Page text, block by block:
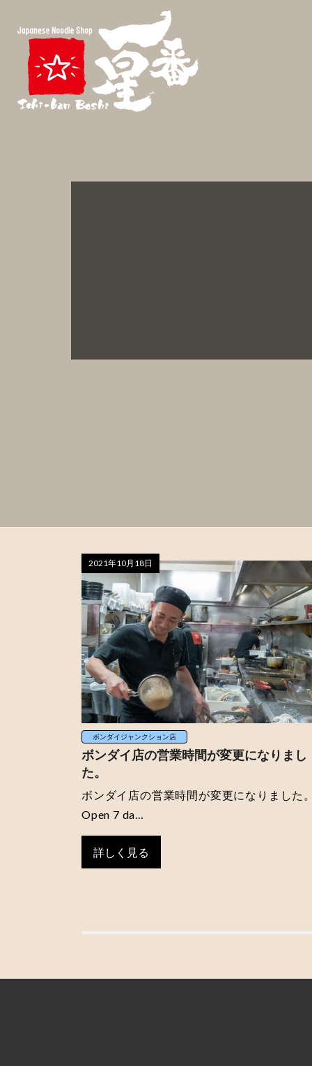
ボンダイジャンクション店
ボンダイ店の営業時間が変更になりまし
た。
ボンダイ店の営業時間が変更になりました
Open 7 da…
詳しく見る
2021年10月18日